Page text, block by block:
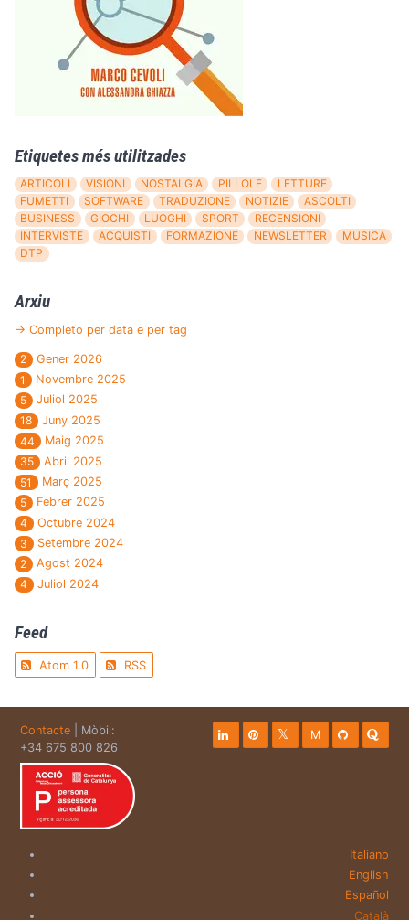
Etiquetes més utilitzades
ARTICOLI VISIONI NOSTALGIA PILLOLE
LETTURE
FUMETTI
SOFTWARE TRADUZIONE NOTIZIE
ASCOLTI
BUSINESS
GIOCHI LUOGHI SPORT
RECENSIONI
INTERVISTE
ACQUISTI FORMAZIONE NEWSLETTER
MUSICA
DTP
Arxiu
→ Completo per data e per tag
2
Gener 2026
1
Novembre 2025
5
Juliol 2025
18
Juny 2025
44
Maig 2025
35
Abril 2025
51
Març 2025
5
Febrer 2025
4
Octubre 2024
3
Setembre 2024
2
Agost 2024
4
Juliol 2024
Feed
Atom 1.0 RSS
Contacte | Mòbil:
+34 675 800 826
M
Italiano
English
Español
Català